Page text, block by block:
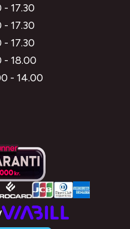
- 17.30
- 17.30
- 17.30
- 18.00
- 14.00